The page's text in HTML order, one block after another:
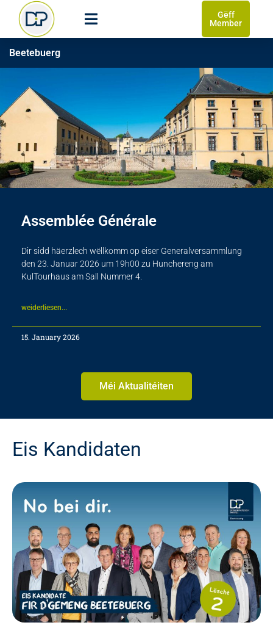
Gëff
Member
Beetebuerg
Assemblée Générale
Dir sidd häerzlech wëllkomm op eiser Generalversammlung
den 23. Januar 2026 um 19h00 zu Hunchereng am
KulTourhaus am Sall Nummer 4.
weiderliesen...
15. January 2026
Méi Aktualitéiten
Eis Kandidaten